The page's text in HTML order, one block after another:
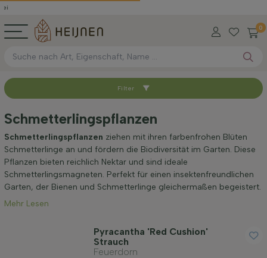
0
Sortieren nach
Standort
Anwendung
Blütezeit
Filter
Schmetterlingspflanzen
Schmetterlingspflanzen ziehen mit ihren farbenfrohen Blüten
Schmetterlinge an und fördern die Biodiversität im Garten. Diese
Pflanzen bieten reichlich Nektar und sind ideale
Schmetterlingsmagneten. Perfekt für einen insektenfreundlichen
Garten, der Bienen und Schmetterlinge gleichermaßen begeistert.
Mehr Lesen
Pyracantha 'Red Cushion'
Strauch
Feuerdorn